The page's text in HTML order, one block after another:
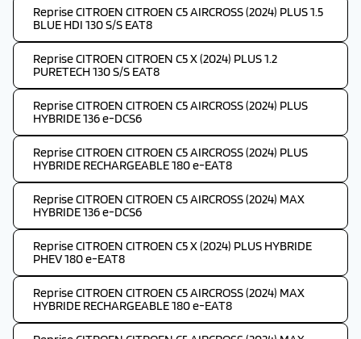
Reprise CITROEN CITROEN C5 AIRCROSS (2024) PLUS 1.5
BLUE HDI 130 S/S EAT8
Reprise CITROEN CITROEN C5 X (2024) PLUS 1.2
PURETECH 130 S/S EAT8
Reprise CITROEN CITROEN C5 AIRCROSS (2024) PLUS
HYBRIDE 136 e-DCS6
Reprise CITROEN CITROEN C5 AIRCROSS (2024) PLUS
HYBRIDE RECHARGEABLE 180 e-EAT8
Reprise CITROEN CITROEN C5 AIRCROSS (2024) MAX
HYBRIDE 136 e-DCS6
Reprise CITROEN CITROEN C5 X (2024) PLUS HYBRIDE
PHEV 180 e-EAT8
Reprise CITROEN CITROEN C5 AIRCROSS (2024) MAX
HYBRIDE RECHARGEABLE 180 e-EAT8